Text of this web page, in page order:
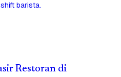
barista.
Restoran di